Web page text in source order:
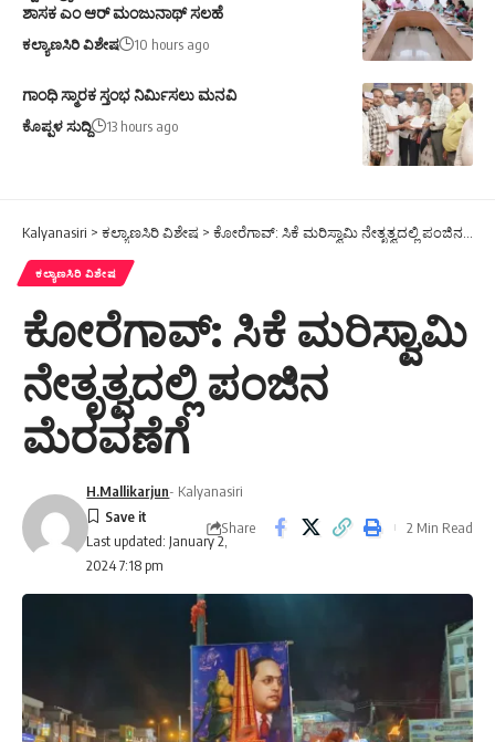
ಶಾಸಕ ಎಂ ಆರ್ ಮಂಜುನಾಥ್ ಸಲಹೆ
ಕಲ್ಯಾಣಸಿರಿ ವಿಶೇಷ 10 hours ago
ಗಾಂಧಿ ಸ್ಮಾರಕ ಸ್ತಂಭ ನಿರ್ಮಿಸಲು ಮನವಿ
ಕೊಪ್ಪಳ ಸುದ್ದಿ 13 hours ago
Kalyanasiri > ಕಲ್ಯಾಣಸಿರಿ ವಿಶೇಷ > ಕೋರೆಗಾವ್: ಸಿಕೆ ಮರಿಸ್ವಾಮಿ ನೇತೃತ್ವದಲ್ಲಿ ಪಂಜಿನ ಮೆರವಣೆಗೆ
ಕಲ್ಯಾಣಸಿರಿ ವಿಶೇಷ
ಕೋರೆಗಾವ್: ಸಿಕೆ ಮರಿಸ್ವಾಮಿ
ನೇತೃತ್ವದಲ್ಲಿ ಪಂಜಿನ
ಮೆರವಣೆಗೆ
Last updated: January 2,
2024 7:18 pm
H.Mallikarjun- Kalyanasiri
Share 2 Min Read